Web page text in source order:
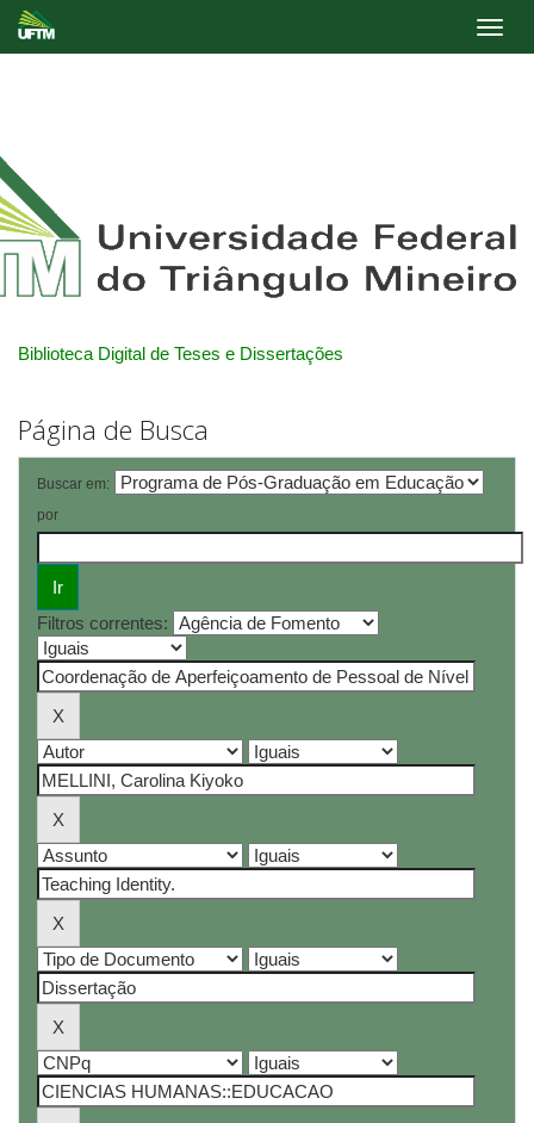
Biblioteca Digital de Teses e Dissertações
Página de Busca
Buscar em:
por
Filtros correntes: